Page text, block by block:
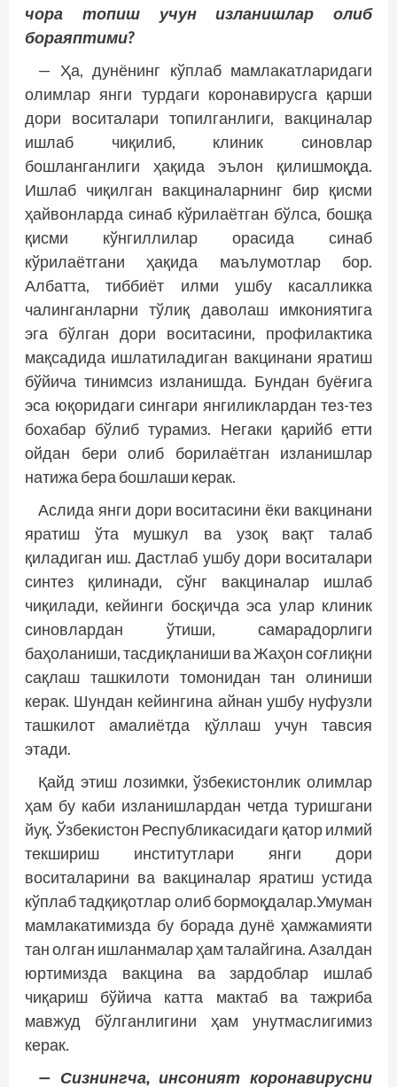
чора топиш учун изланишлар олиб
бораяптими?
— Ҳа, дунёнинг кўплаб мамлакатларидаги
олимлар янги турдаги коронавирусга қарши
дори воситалари топилганлиги, вакциналар
ишлаб чиқилиб, клиник синовлар
бошланганлиги ҳақида эълон қилишмоқда.
Ишлаб чиқилган вакциналарнинг бир қисми
ҳайвонларда синаб кўрилаётган бўлса, бошқа
қисми кўнгиллилар орасида синаб
кўрилаётгани ҳақида маълумотлар бор.
Албатта, тиббиёт илми ушбу касалликка
чалинганларни тўлиқ даволаш имкониятига
эга бўлган дори воситасини, профилактика
мақсадида ишлатиладиган вакцинани яратиш
бўйича тинимсиз изланишда. Бундан буёғига
эса юқоридаги сингари янгиликлардан тез-тез
бохабар бўлиб турамиз. Негаки қарийб етти
ойдан бери олиб борилаётган изланишлар
натижа бера бош­лаши керак.
Аслида янги дори воситасини ёки вакцинани
яратиш ўта мушкул ва узоқ вақт талаб
қиладиган иш. Дастлаб ушбу дори воситалари
синтез қилинади, сўнг вакциналар ишлаб
чиқилади, кейинги босқичда эса улар клиник
синовлардан ўтиши, самарадорлиги
баҳоланиши, тасдиқланиши ва Жаҳон соғлиқни
сақлаш ташкилоти томонидан тан олиниши
керак. Шундан кейингина айнан ушбу нуфузли
ташкилот амалиётда қўллаш учун тавсия
этади.
Қайд этиш лозимки, ўзбекистонлик олимлар
ҳам бу каби изланиш­лардан четда туришгани
йуқ. Ўзбекистон Рес­публикасидаги қатор илмий
текшириш институтлари янги дори
воситаларини ва вакциналар яратиш устида
кўплаб тадқиқотлар олиб бормоқдалар.Умуман
мамлакатимизда бу борада дунё ҳамжамияти
тан олган ишланмалар ҳам талайгина. Азалдан
юртимизда вакцина ва зардоблар ишлаб
чиқариш бўйича катта мактаб ва тажриба
мавжуд бўлганлигини ҳам унутмаслигимиз
керак.
— Сизнингча, инсоният коронавирусни